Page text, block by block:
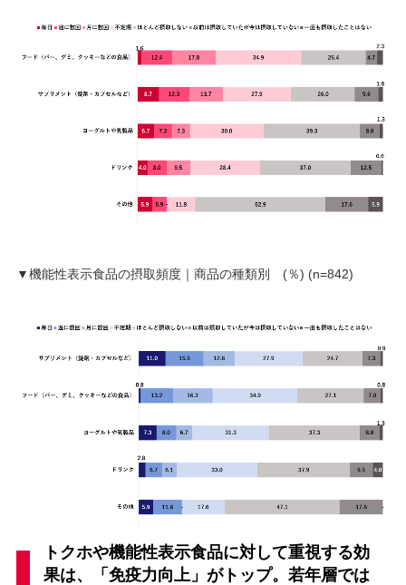
▼機能性表示食品の摂取頻度｜商品の種類別 (％) (n=842)
トクホや機能性表示食品に対して重視する効
果は、「免疫力向上」がトップ。若年層では